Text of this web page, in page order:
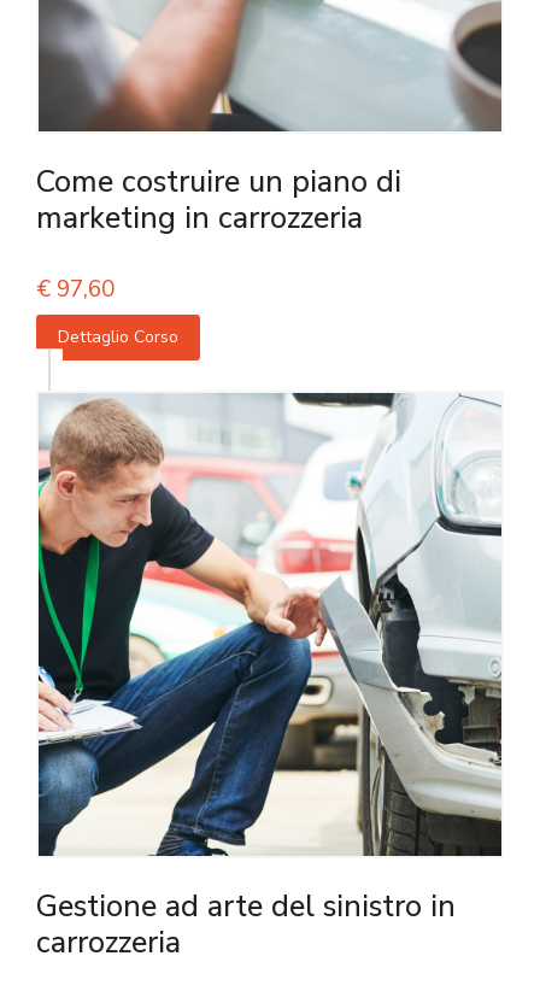
Come costruire un piano di
marketing in carrozzeria
€ 97,60
Dettaglio Corso
Gestione ad arte del sinistro in
carrozzeria